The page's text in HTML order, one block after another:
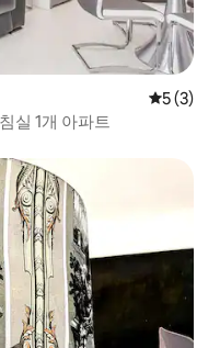
평점 5점
5 (3)
실 1개 아파트